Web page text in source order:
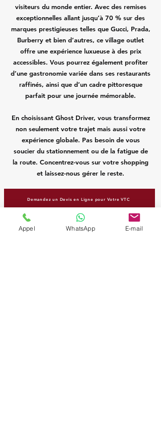
visiteurs du monde entier. Avec des remises
exceptionnelles allant jusqu’à 70 % sur des
marques prestigieuses telles que Gucci, Prada,
Burberry et bien d’autres, ce village outlet
offre une expérience luxueuse à des prix
accessibles. Vous pourrez également profiter
d’une gastronomie variée dans ses restaurants
raffinés, ainsi que d’un cadre pittoresque
parfait pour une journée mémorable.
En choisissant Ghost Driver, vous transformez
non seulement votre trajet mais aussi votre
expérience globale. Pas besoin de vous
soucier du stationnement ou de la fatigue de
la route. Concentrez-vous sur votre shopping
et laissez-nous gérer le reste.
Demandez un Devis en Ligne pour Votre VTC
Ghost Driver - Votre partenaire de
Appel WhatsApp E-mail